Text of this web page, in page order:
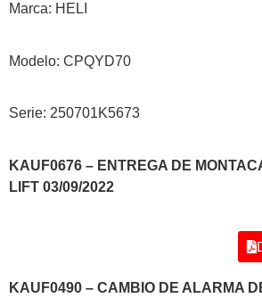
Marca: HELI
Modelo: CPQYD70
Serie: 250701K5673
KAUF0676 – ENTREGA DE
LIFT 03/09/2022
KAUF0490 – CAMBIO DE ALARMA